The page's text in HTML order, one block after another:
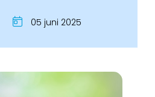
05 juni 2025